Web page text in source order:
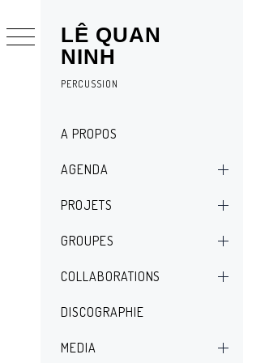
LÊ QUAN
NINH
PERCUSSION
Menu
A PROPOS
AGENDA
PROJETS
GROUPES
COLLABORATIONS
DISCOGRAPHIE
MEDIA
to
content